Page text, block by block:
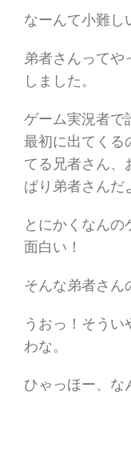
なーんて小難し
弟者さんってや
しました。
ゲーム実況者で
最初に出てくる
てる兄者さん、
ぱり弟者さんだ
とにかくなんの
面白い！
そんな弟者さん
うおっ！そう
わな。
ひゃっほー、な